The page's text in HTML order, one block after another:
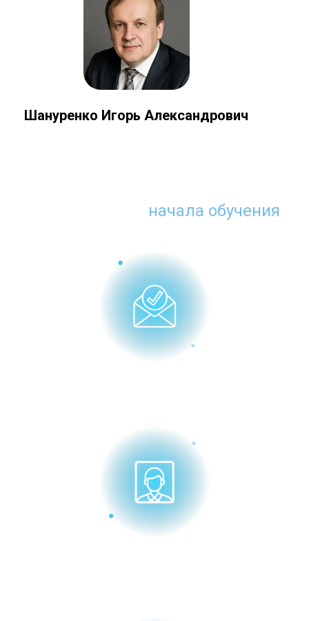
Шануренко Игорь Александрович
начала обучения